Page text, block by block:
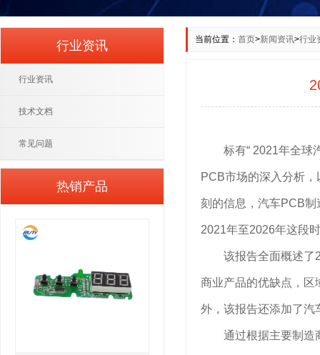
当前位置： 首页>新闻资讯>行业
标有“ 2021年全球汽
PCB市场的深入分析
刻的信息，汽车PCB
2021年至2026年这段
该报告全面概述了
商业产品的优缺点，区
外，该报告还添加了汽
通过根据主要制造商
行业资讯
行业资讯
技术文档
常见问题
热销产品